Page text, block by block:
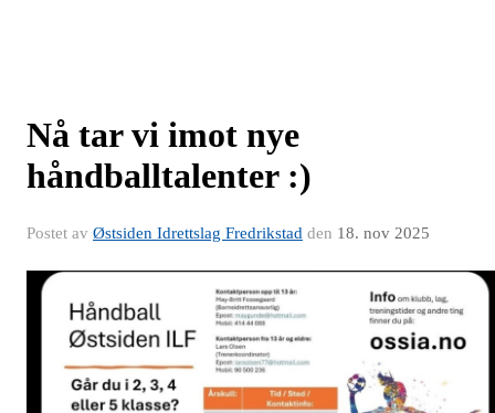
Nå tar vi imot nye
håndballtalenter :)
Postet av Østsiden Idrettslag Fredrikstad den 18. nov 2025